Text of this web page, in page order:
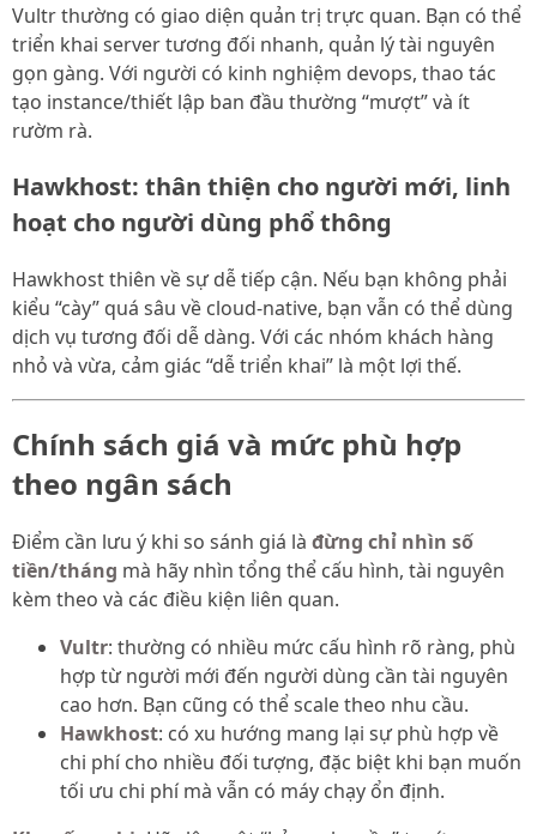
Vultr thường có giao diện quản trị trực quan. Bạn có thể
triển khai server tương đối nhanh, quản lý tài nguyên
gọn gàng. Với người có kinh nghiệm devops, thao tác
tạo instance/thiết lập ban đầu thường “mượt” và ít
rườm rà.
Hawkhost: thân thiện cho người mới, linh
hoạt cho người dùng phổ thông
Hawkhost thiên về sự dễ tiếp cận. Nếu bạn không phải
kiểu “cày” quá sâu về cloud-native, bạn vẫn có thể dùng
dịch vụ tương đối dễ dàng. Với các nhóm khách hàng
nhỏ và vừa, cảm giác “dễ triển khai” là một lợi thế.
Chính sách giá và mức phù hợp
theo ngân sách
Điểm cần lưu ý khi so sánh giá là đừng chỉ nhìn số
tiền/tháng mà hãy nhìn tổng thể cấu hình, tài nguyên
kèm theo và các điều kiện liên quan.
Vultr: thường có nhiều mức cấu hình rõ ràng, phù
hợp từ người mới đến người dùng cần tài nguyên
cao hơn. Bạn cũng có thể scale theo nhu cầu.
Hawkhost: có xu hướng mang lại sự phù hợp về
chi phí cho nhiều đối tượng, đặc biệt khi bạn muốn
tối ưu chi phí mà vẫn có máy chạy ổn định.